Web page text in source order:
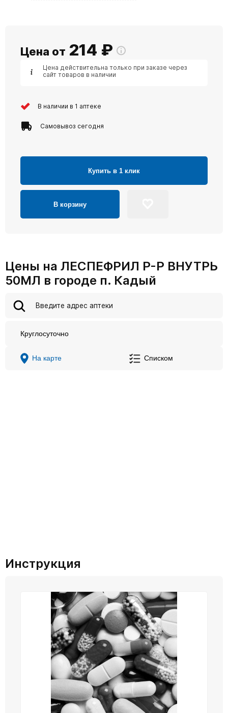
Цена от 214 ₽
Цена действительна только при заказе через
сайт товаров в наличии
В наличии в 1 аптеке
Самовывоз сегодня
Купить в 1 клик
В корзину
Цены на ЛЕСПЕФРИЛ Р-Р ВНУТРЬ
50МЛ в городе п. Кадый
Круглосуточно
На карте Списком
Инструкция